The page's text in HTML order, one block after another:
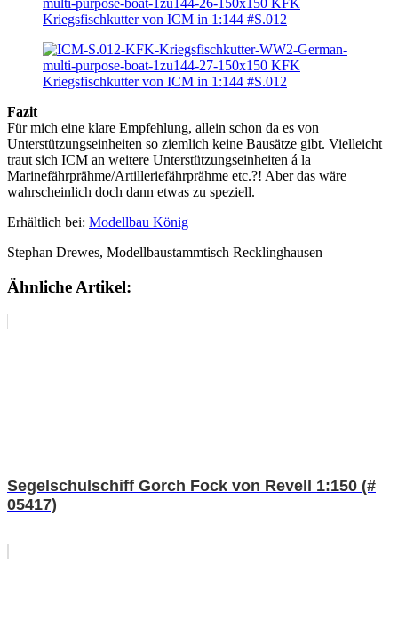
Fazit
Für mich eine klare Empfehlung, allein schon da es von
Unterstützungseinheiten so ziemlich keine Bausätze gibt. Vielleicht
traut sich ICM an weitere Unterstützungseinheiten á la
Marinefährprähme/Artilleriefährprähme etc.?! Aber das wäre
wahrscheinlich doch dann etwas zu speziell.
Erhältlich bei: Modellbau König
Stephan Drewes, Modellbaustammtisch Recklinghausen
Ähnliche Artikel:
Segelschulschiff Gorch Fock von Revell 1:150 (#
05417)